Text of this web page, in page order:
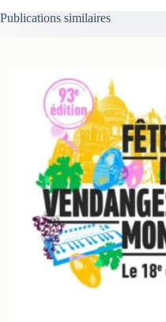
Publications similaires